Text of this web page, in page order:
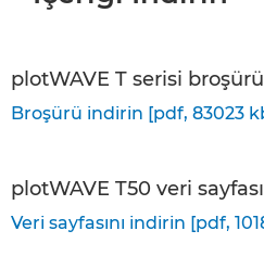
plotWAVE T serisi broşürü
Broşürü indirin [pdf, 83023
plotWAVE T50 veri sayfası
Veri sayfasını indirin [pdf,